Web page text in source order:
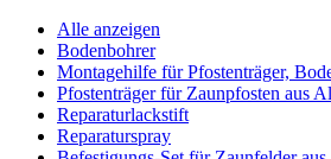
Alle anzeigen
Bodenbohrer
Montagehilfe für Pfostenträger,
Pfostenträger für Zaunpfosten aus
Reparaturlackstift
Reparaturspray